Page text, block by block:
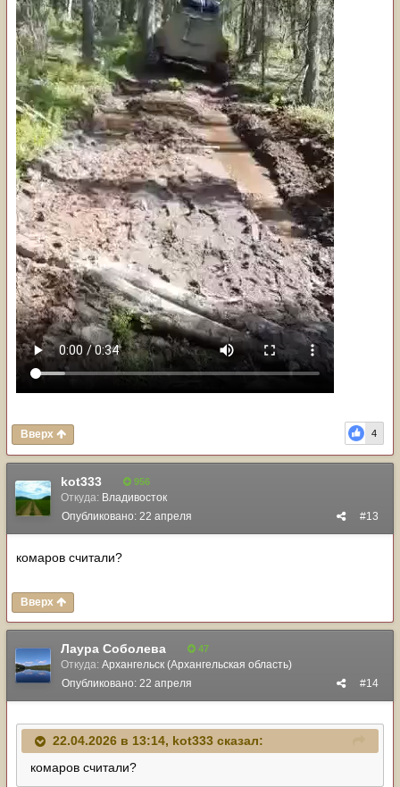
4
Вверх
kot333 956
Откуда: Владивосток
#13
Опубликовано: 22 апреля
комаров считали?
Вверх
Лаура Соболева 47
Откуда: Архангельск (Архангельская область)
#14
Опубликовано: 22 апреля
22.04.2026 в 13:14, kot333 сказал:
комаров считали?